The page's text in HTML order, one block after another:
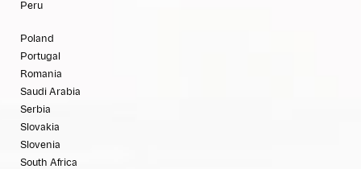
Peru
Poland
Portugal
Romania
Saudi Arabia
Serbia
Slovakia
Slovenia
South Africa